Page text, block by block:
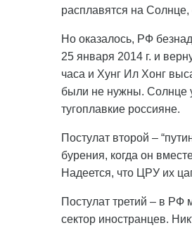
расплавятся на Солнце,
Но оказалось, РФ
25 января 2014 г. и
часа и Хунг Ил Хонг
были не нужны. Солнце
тугоплавкие россияне.
Постулат второй –
бурения, когда он
Надеется, что ЦРУ их
Постулат третий – в РФ
сектор иностранцев.